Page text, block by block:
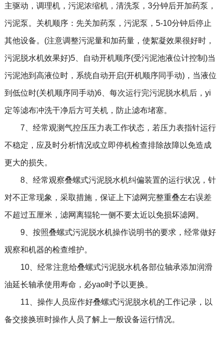
主驱动，调理机，污泥浓缩机，清洗泵，3分钟后开加药泵，
污泥泵。关机顺序：先关加药泵，污泥泵，5-10分钟后停止
其他设备。(注意调整污泥量和加药量，使絮凝效果很好时，
污泥脱水机效果好)5、自动开机顺序(受污泥池液位计控制)当
污泥池到高液位时，系统自动开启(开机顺序同手动)，当液位
到低位时(关机顺序同手动)6、每次运行完污泥脱水机后，yi
定等滤布冲洗干净后方可关机，防止滤布堵塞。
7、经常观测气控压压力表工作状态，若压力表指针运行
不稳定，应及时分析情况或立即停机检查排除故障以免造成
更大的损失。
8、经常观察叠螺式污泥脱水机纠偏装置的运行状况，针
对不正常现象，采取措施，保证上下滤网完整重叠左右误差
不超过五厘米，滤网离辊轮一侧不要太近以免损坏滤网。
9、按照叠螺式污泥脱水机操作说明书的要求，经常做好
观察和机器的检查维护。
10、经常注意给叠螺式污泥脱水机各部位轴承添加润滑
油延长轴承使用寿命，必yao时予以更换。
11、操作人员应作好叠螺式污泥脱水机的工作记录，以
备交接换班时操作人员了解上一般设备运行情况。